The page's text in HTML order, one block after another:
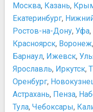
Государственный
Гранд Макет Россия
Дом-музей Ф.И.
Домик Петра I
Зоологический
Императорский
Исаакиевский собор
Кунсткамера
Ледокол «Красин»
Александр
Александр
Екатерина II Великая
Карл Павлович
Петр I Великий
Франческо
​Доменико Трезини
Развлечения и
Как попасть в
Москва, Казань,
Екатеринбург,
Ростов-на-Дону, Уфа,
Красноярск, Воронеж,
Барнаул, Ижевск,
Ярославль, Иркутск,
Оренбург,
Астрахань, Пенза,
Тула, Чебоксары,